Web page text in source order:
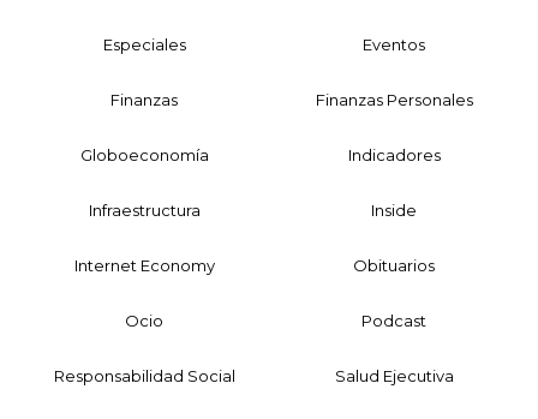
Especiales Eventos
Finanzas Finanzas Personales
Globoeconomía Indicadores
Infraestructura Inside
Internet Economy Obituarios
Ocio Podcast
Responsabilidad Social Salud Ejecutiva